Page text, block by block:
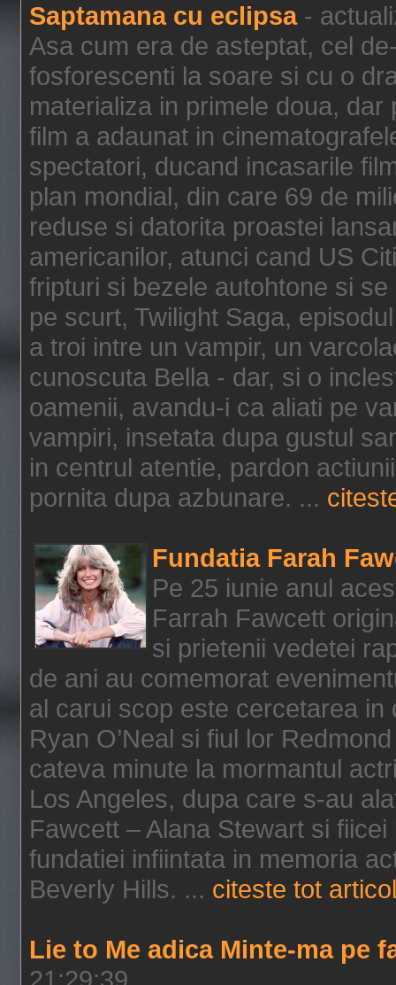
Saptamana cu eclipsa-
Asa cum era de asteptat, cel
fosforescenti la soare si cu o
materializa in primele doua,
film a adaunat in
spectatori, ducand incasarile
plan mondial, din care 69 de
reduse si datorita proastei
americanilor, atunci cand US
fripturi si bezele autohtone si
pe scurt, Twilight Saga,
a troi intre un vampir, un
cunoscuta Bella - dar, si o
oamenii, avandu-i ca aliati pe
vampiri, insetata dupa gustul
in centrul atentie, pardon
pornita dupa azbunare. ...
Fundatia Farah
Pe 25 iunie anul
Farrah Fawcett
si prietenii vedetei
de ani au comemorat
al carui scop este cercetarea
Ryan O’Neal si fiul lor
cateva minute la mormantul
Los Angeles, dupa care s-au
Fawcett – Alana Stewart si fiicei
fundatiei infiintata in memoria
Beverly Hills. ... citeste tot
Lie to Me adica Minte-ma pe